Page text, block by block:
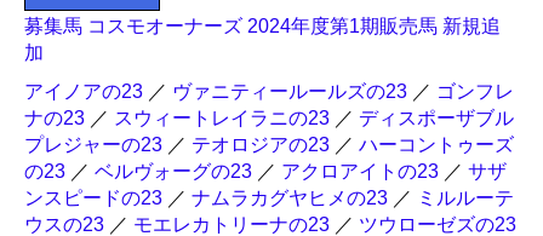
募集馬 コスモオーナーズ 2024年度第1期販売馬 新規追
加
アイノアの23 ／ ヴァニティールールズの23 ／ ゴンフレ
ナの23 ／ スウィートレイラニの23 ／ ディスポーザブル
プレジャーの23 ／ テオロジアの23 ／ ハーコントゥーズ
の23 ／ ベルヴォーグの23 ／ アクロアイトの23 ／ サザ
ンスピードの23 ／ ナムラカグヤヒメの23 ／ ミルルーテ
ウスの23 ／ モエレカトリーナの23 ／ ツウローゼズの23